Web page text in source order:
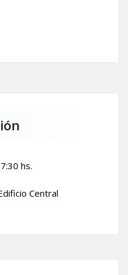
hs.
Central